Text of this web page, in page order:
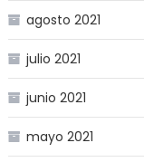
agosto 2021
julio 2021
junio 2021
mayo 2021